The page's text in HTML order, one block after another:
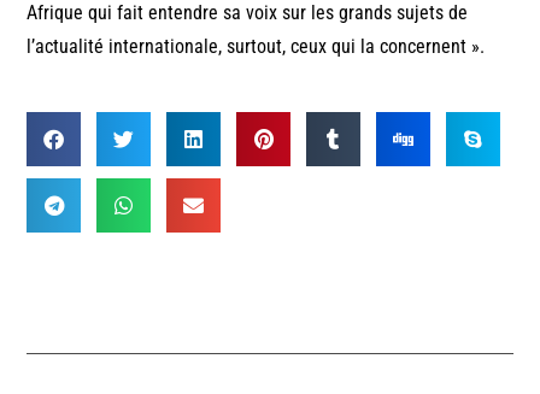
Afrique qui fait entendre sa voix sur les grands sujets de
l’actualité internationale, surtout, ceux qui la concernent ».